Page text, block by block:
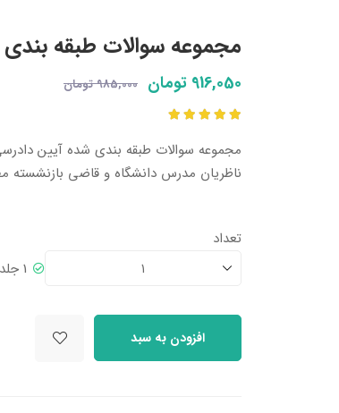
مجموعه سوالات طبقه
916,050 تومان 985,000 تومان
مجموعه سوالات طبقه بندی شده آیین
ناظریان مدرس دانشگاه و قاضی بازنشسته
تعداد
1 1 جلد در انبار
افزودن به سبد